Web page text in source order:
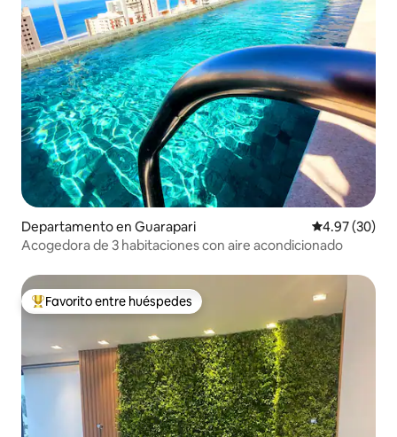
Departamento en Guarapari Calificación
4.97 (30)
Acogedora de 3 habitaciones con aire acondicionado
De los mejores en Favorito entre huéspedes
Favorito entre huéspedes